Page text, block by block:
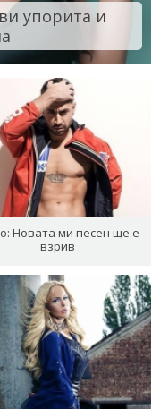
упорита и
Новата ми песен ще е
взрив